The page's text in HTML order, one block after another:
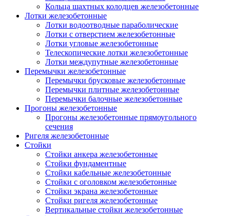
Кольца шахтных колодцев железобетонные
Лотки железобетонные
Лотки водоотводные параболические
Лотки с отверстием железобетонные
Лотки угловые железобетонные
Телескопические лотки железобетонные
Лотки междупутные железобетонные
Перемычки железобетонные
Перемычки брусковые железобетонные
Перемычки плитные железобетонные
Перемычки балочные железобетонные
Прогоны железобетонные
Прогоны железобетонные прямоугольного
сечения
Ригеля железобетонные
Стойки
Стойки анкера железобетонные
Стойки фундаментные
Стойки кабельные железобетонные
Стойки с оголовком железобетонные
Стойки экрана железобетонные
Стойки ригеля железобетонные
Вертикальные стойки железобетонные